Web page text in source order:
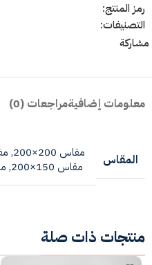
رمز المنتج:
التصنيفات:
مشاركة
معلومات إضافيةمراجعات (0)
المقاس مقاس 200×200 ,
مقاس 150×200
,
منتجات ذات صلة